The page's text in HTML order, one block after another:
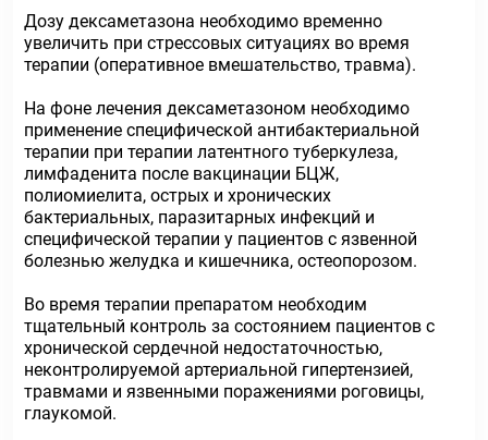
Дозу дексаметазона необходимо временно
увеличить при стрессовых ситуациях во время
терапии (оперативное вмешательство, травма).
На фоне лечения дексаметазоном необходимо
применение специфической антибактериальной
терапии при терапии латентного туберкулеза,
лимфаденита после вакцинации БЦЖ,
полиомиелита, острых и хронических
бактериальных, паразитарных инфекций и
специфической терапии у пациентов с язвенной
болезнью желудка и кишечника, остеопорозом.
Во время терапии препаратом необходим
тщательный контроль за состоянием пациентов с
хронической сердечной недостаточностью,
неконтролируемой артериальной гипертензией,
травмами и язвенными поражениями роговицы,
глаукомой.